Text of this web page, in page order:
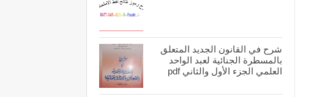
شرح في القانون الجديد المتعلق
بالمسطرة الجنائية لعبد الواحد
العلمي الجزء الأول والثاني pdf